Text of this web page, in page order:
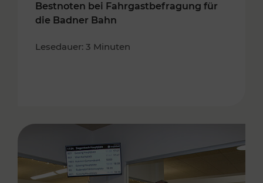
Bestnoten bei Fahrgastbefragung für
die Badner Bahn
Lesedauer: 3 Minuten